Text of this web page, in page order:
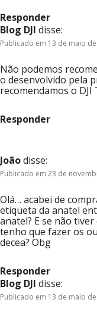
Responder
Blog DJI disse:
Publicado em 13 de maio
Não podemos
o desenvolvido pela
recomendamos o DJI
Responder
Joãodisse:
Publicado em 23 de
Olá… acabei de
etiqueta da anatel
anatel? E se não
tenho que fazer os
decea? Obg
Responder
Blog DJI disse:
Publicado em 13 de maio